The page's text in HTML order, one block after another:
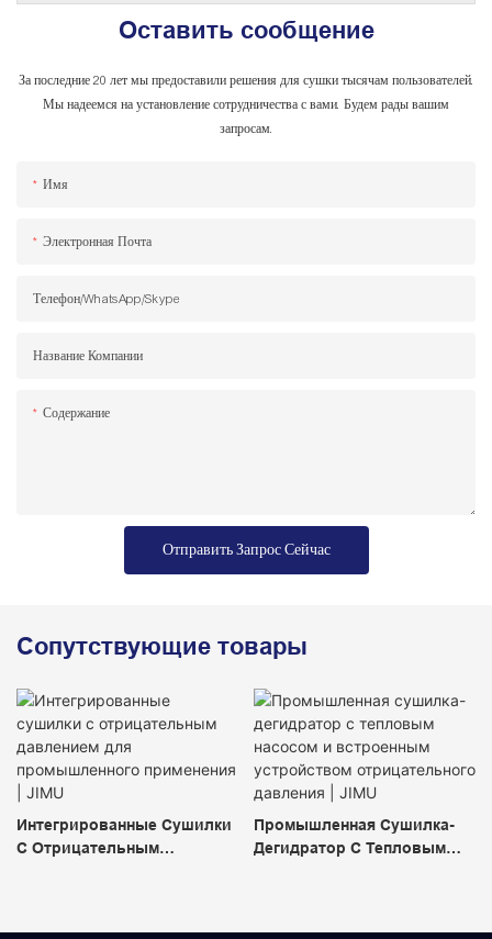
Оставить сообщение
За последние 20 лет мы предоставили решения для сушки тысячам пользователей.
Мы надеемся на установление сотрудничества с вами. Будем рады вашим
запросам.
Имя
Электронная Почта
Телефон/WhatsApp/Skype
Название Компании
Содержание
Отправить Запрос Сейчас
Сопутствующие товары
Интегрированные Сушилки
С Отрицательным
Промышленная Сушилка-
Дегидратор С Тепловым